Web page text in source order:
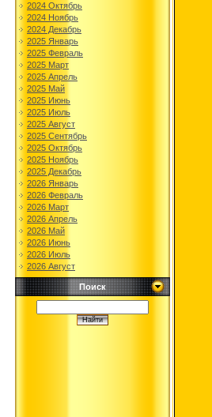
2024 Октябрь
2024 Ноябрь
2024 Декабрь
2025 Январь
2025 Февраль
2025 Март
2025 Апрель
2025 Май
2025 Июнь
2025 Июль
2025 Август
2025 Сентябрь
2025 Октябрь
2025 Ноябрь
2025 Декабрь
2026 Январь
2026 Февраль
2026 Март
2026 Апрель
2026 Май
2026 Июнь
2026 Июль
2026 Август
Поиск